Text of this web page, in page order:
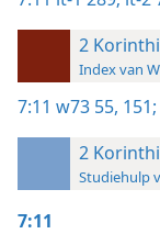
2
Index van
7:11 w73 55, 151;
2
Studiehulp
7:11